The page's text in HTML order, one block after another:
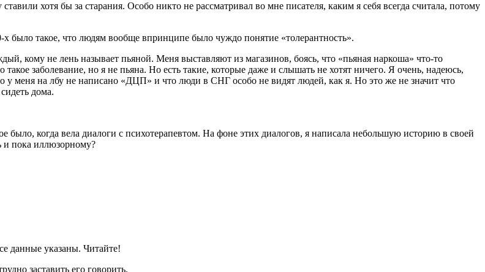
хотя бы за старания. Особо никто не рассматривал во мне писателя, каким я себя всегда считала, потому
такое, что людям вообще впринципе было чуждо понятие «толерантность».
кому не лень называет пьяной. Меня выставляют из магазинов, боясь, что «пьяная наркоша» что-то
заболевание, но я не пьяна. Но есть такие, которые даже и слышать не хотят ничего. Я очень, надеюсь,
у меня на лбу не написано «ДЦП» и что люди в СНГ особо не видят людей, как я. Но это же не значит что
дома.
было, когда вела диалоги с психотерапевтом. На фоне этих диалогов, я написала небольшую историю в своей
и пока иллюзорному?
данные указаны. Читайте!
заставить его говорить.